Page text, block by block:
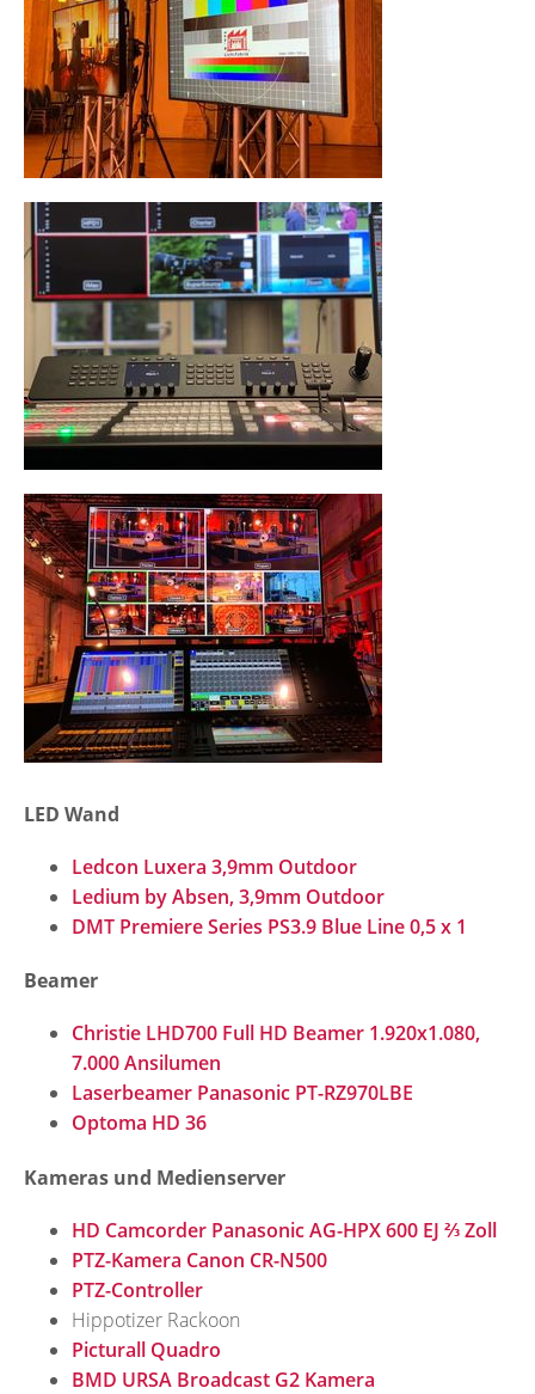
LED Wand
Ledcon Luxera 3,9mm Outdoor
Ledium by Absen, 3,9mm Outdoor
DMT Premiere Series PS3.9 Blue Line 0,5 x 1
Beamer
Christie LHD700 Full HD Beamer 1.920x1.080,
7.000 Ansilumen
Laserbeamer Panasonic PT-RZ970LBE
Optoma HD 36
Kameras und Medienserver
HD Camcorder Panasonic AG-HPX 600 EJ ⅔ Zoll
PTZ-Kamera Canon CR-N500
PTZ-Controller
Hippotizer Rackoon
Picturall Quadro
BMD URSA Broadcast G2 Kamera